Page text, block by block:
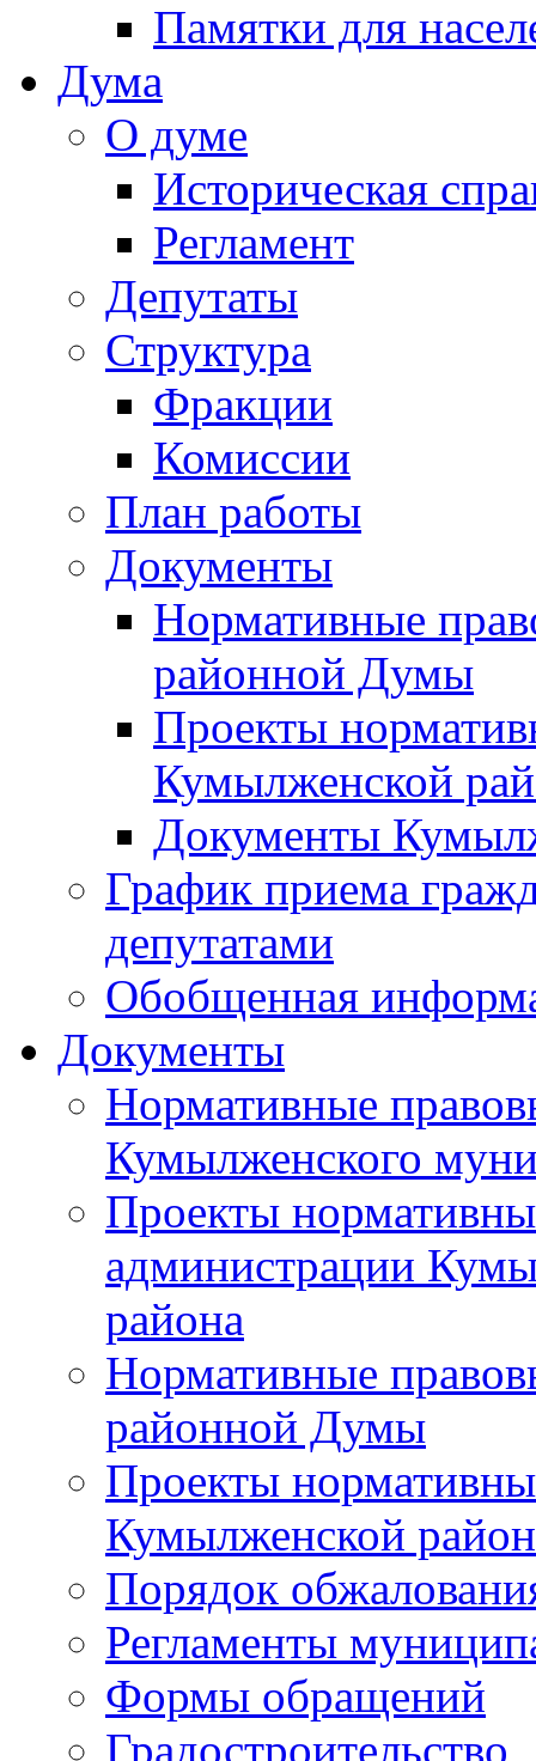
Памятки для
Дума
О думе
Историческая
Регламент
Депутаты
Структура
Фракции
Комиссии
План работы
Документы
Нормативные
районной Думы
Проекты
Кумылженской
Документы
График приема
депутатами
Обобщенная
Документы
Нормативные
Кумылженского
Проекты
администрации
района
Нормативные
районной Думы
Проекты
Кумылженской
Порядок
Регламенты
Формы обращений
Градостроительство